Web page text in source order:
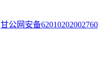
甘公网安备62010202002760